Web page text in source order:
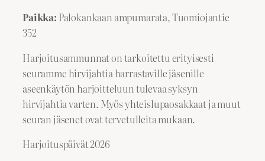
Paikka: Palokankaan ampumarata, Tuomiojantie
352
Harjoitusammunnat on tarkoitettu erityisesti
seuramme hirvijahtia harrastaville jäsenille
aseenkäytön harjoitteluun tulevaa syksyn
hirvijahtia varten. Myös yhteislupaosakkaat ja muut
seuran jäsenet ovat tervetulleita mukaan.
Harjoituspäivät 2026